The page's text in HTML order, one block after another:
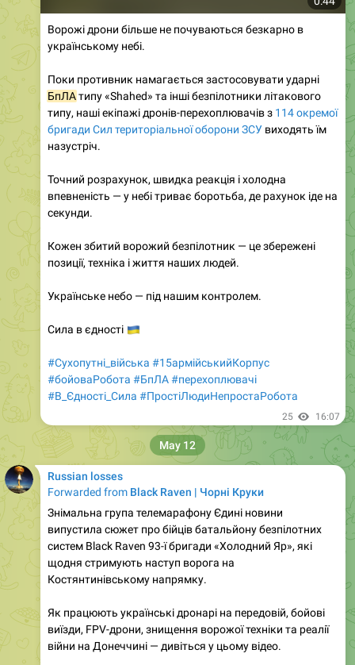
Ворожі дрони більше не почуваються безкарно в
українському небі.
Поки противник намагається застосовувати ударні
БпЛАтипу «Shahed» та інші безпілотники літакового
типу, наші екіпажі дронів-перехоплювачів з 114 окремої
бригади Сил територіальної оборони ЗСУ виходять їм
назустріч.
Точний розрахунок, швидка реакція і холодна
впевненість — у небі триває боротьба, де рахунок іде на
секунди.
Кожен збитий ворожий безпілотник — це збережені
позиції, техніка і життя наших людей.
Українське небо — під нашим контролем.
Сила в єдності
🇺🇦
#Сухопутні_війська #15армійськийКорпус
#бойоваРобота #БпЛА#перехоплювачі
#В_Єдності_Сила #ПростіЛюдиНепростаРобота
25 16:07
Russian losses
Forwarded from Black Raven | Чорні Круки
Знімальна група телемарафону Єдині новини
випустила сюжет про бійців батальйону безпілотних
систем Black Raven 93-ї бригади «Холодний Яр», які
щодня стримують наступ ворога на
Костянтинівському напрямку.
Як працюють українські дронарі на передовій, бойові
виїзди, FPV-дрони, знищення ворожої техніки та реалії
війни на Донеччині — дивіться у цьому відео.
May 12